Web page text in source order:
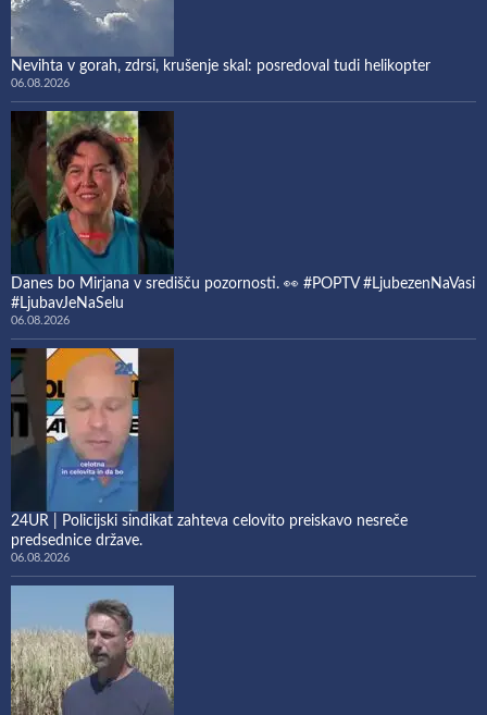
Nevihta v gorah, zdrsi, krušenje skal: posredoval tudi helikopter
06.08.2026
Danes bo Mirjana v središču pozornosti. 👀 #POPTV #LjubezenNaVasi
#LjubavJeNaSelu
06.08.2026
24UR | Policijski sindikat zahteva celovito preiskavo nesreče
predsednice države.
06.08.2026